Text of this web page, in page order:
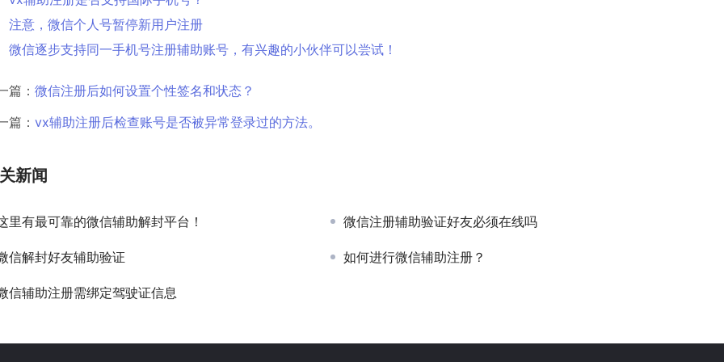
注意，微信个人号暂停新用户注册
微信逐步支持同一手机号注册辅助账号，有兴趣的小伙伴可以尝试！
篇： 微信注册后如何设置个性签名和状态？
篇： vx辅助注册后检查账号是否被异常登录过的方法。
新闻
里有最可靠的微信辅助解封平台！ 微信注册辅助验证好友必须在线吗
信解封好友辅助验证 如何进行微信辅助注册？
信辅助注册需绑定驾驶证信息